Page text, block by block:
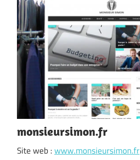
monsieursimon.fr
Site web :www.monsieursimon.fr